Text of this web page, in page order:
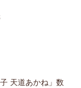
子 天道あかね」数